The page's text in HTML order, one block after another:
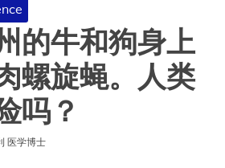
的牛和狗身上
螺旋蝇。人类
吗？
医学博士